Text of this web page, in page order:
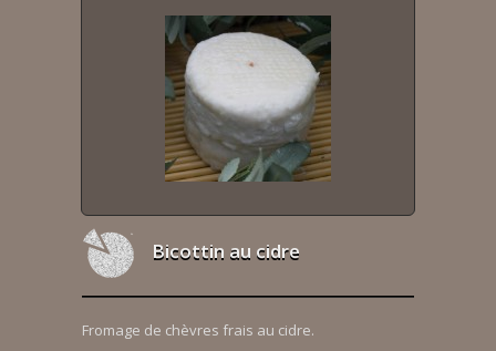
Bicottin au cidre
Fromage de chèvres frais au cidre.